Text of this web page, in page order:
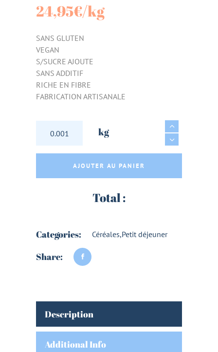
24,95€/kg
SANS GLUTEN
VEGAN
S/SUCRE AJOUTE
SANS ADDITIF
RICHE EN FIBRE
FABRICATION ARTISANALE
MUESLI CROUSTILLANT CACAO
kg
AJOUTER AU PANIER
Total :
Categories: Céréales,Petit déjeuner
Share:
Description
Additional Info